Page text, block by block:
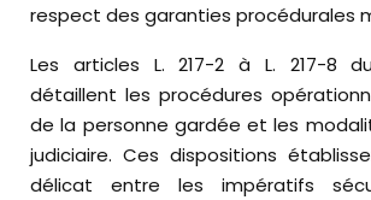
respect des garanties procédurales
Les articles L. 217-2 à L. 217-8
détaillent les procédures
de la personne gardée et les
judiciaire. Ces dispositions
délicat entre les impératifs